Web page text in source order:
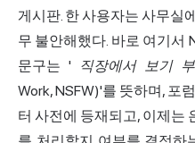
게시판. 한 사용자는 사무실
무 불안해했다. 바로 여기서
문구는 ' 직장에서 보기
Work, NSFW)'를 뜻하며, 포
터 사전에 등재되고, 이제는